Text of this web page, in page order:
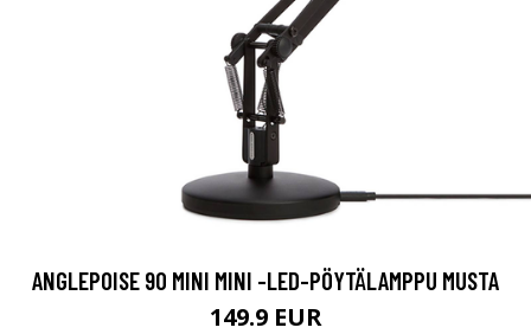
ANGLEPOISE 90 MINI MINI -LED-PÖYTÄLAMPPU MUSTA
149.9 EUR